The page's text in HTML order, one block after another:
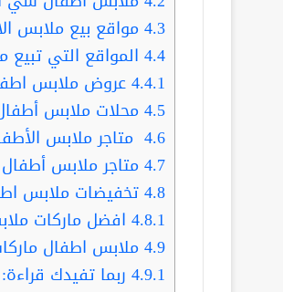
4.3مواقع بيع ملابس
4.4 المواقع التي
4.4.1عروض ملابس
4.5محلات ملابس
4.6 متاجر ملابس
4.7متاجر ملابس
4.8تخفيضات ملابس
4.8.1 افضل ماركات
4.9ملابس اطفال
4.9.1 ربما تفيدك